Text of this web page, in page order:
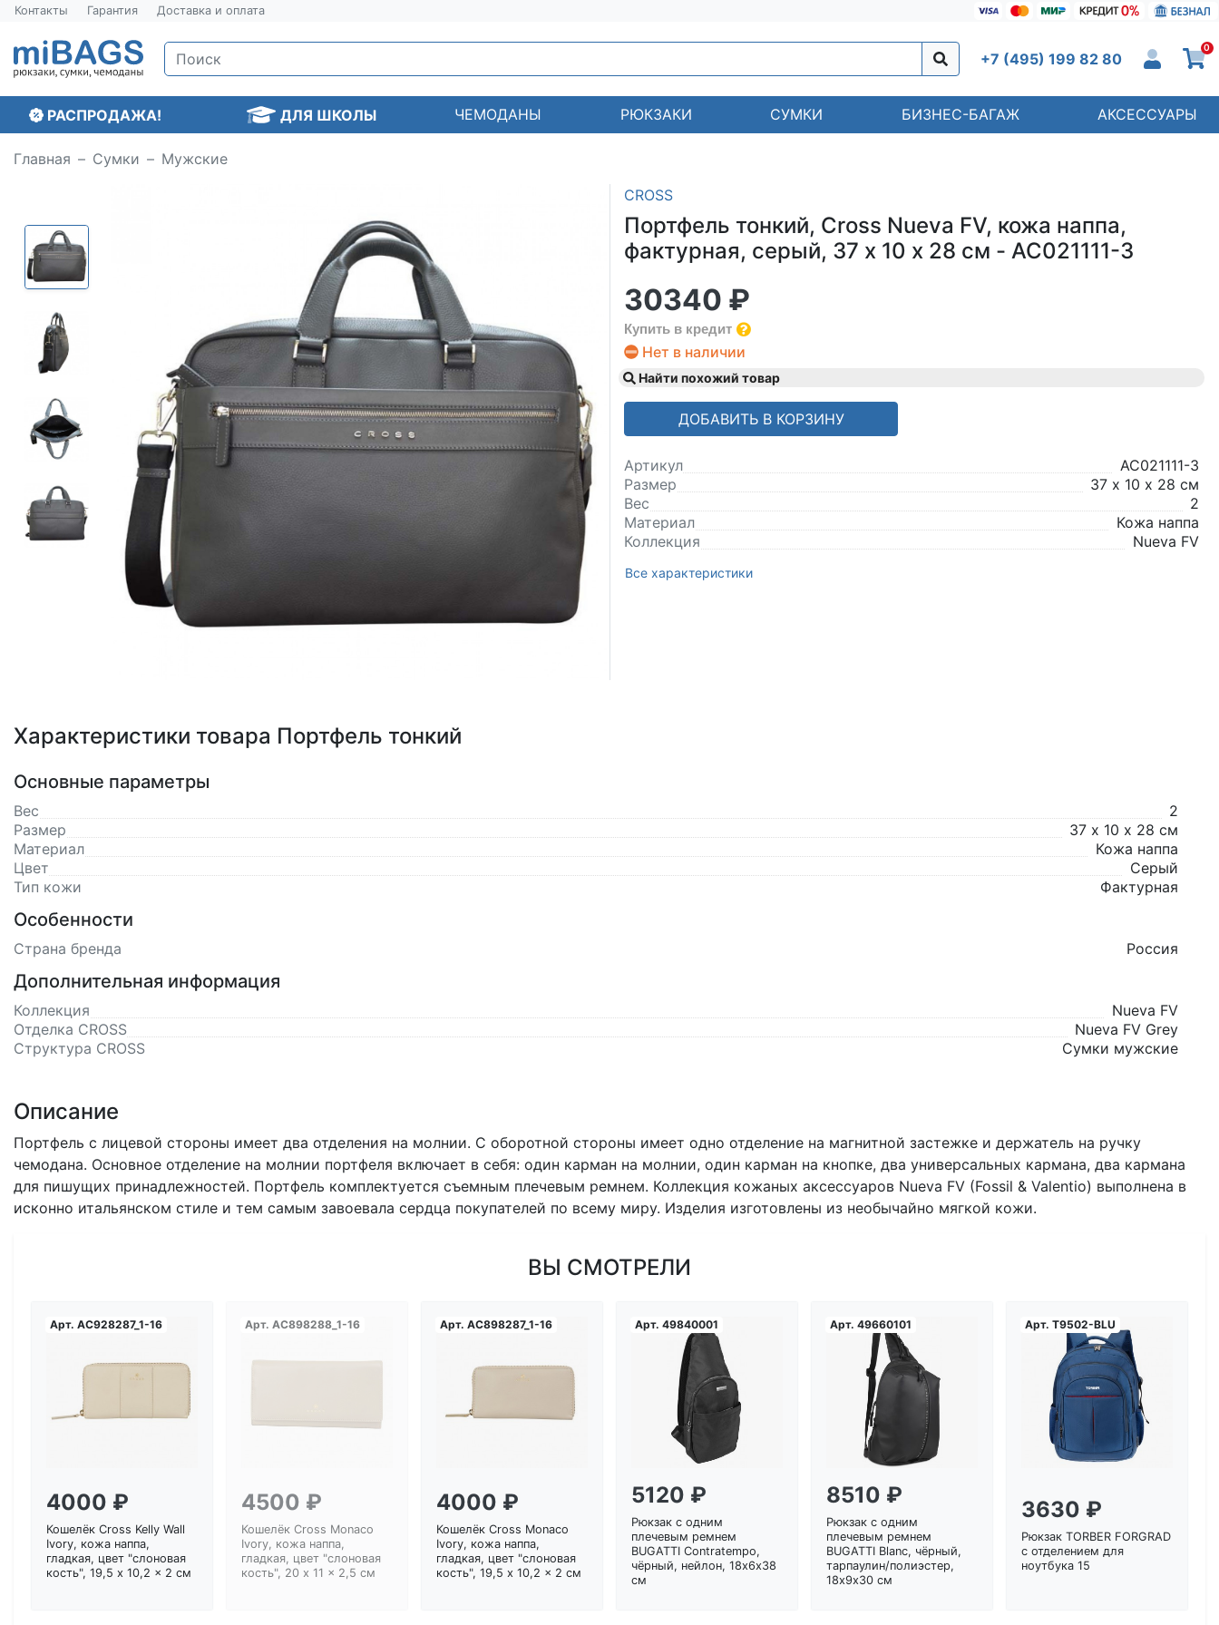
Контакты Гарантия Доставка и оплата
+7 (495) 199 82 80
0
РАСПРОДАЖА! ДЛЯ ШКОЛЫ ЧЕМОДАНЫ РЮКЗАКИ СУМКИ БИЗНЕС-БАГАЖ АКСЕССУАРЫ
Главная Сумки Мужские
CROSS
Портфель тонкий, Cross Nueva FV, кожа наппа,
фактурная, серый, 37 х 10 х 28 см - AC021111-3
30340 ₽
Купить в кредит
Нет в наличии
Найти похожий товар
ДОБАВИТЬ В КОРЗИНУ
Артикул
AC021111-3
Размер
37 х 10 х 28 см
Вес
2
Материал
Кожа наппа
Коллекция
Nueva FV
Все характеристики
Характеристики товара Портфель тонкий
Основные параметры
Вес
2
Размер
37 х 10 х 28 см
Материал
Кожа наппа
Цвет
Серый
Тип кожи
Фактурная
Особенности
Страна бренда Россия
Дополнительная информация
Коллекция
Nueva FV
Отделка CROSS
Nueva FV Grey
Структура CROSS
Сумки мужские
Описание
Портфель с лицевой стороны имеет два отделения на молнии. C оборотной стороны имеет одно отделение на магнитной застежке и держатель на ручку
чемодана. Основное отделение на молнии портфеля включает в себя: один карман на молнии, один карман на кнопке, два универсальных кармана, два кармана
для пишущих принадлежностей. Портфель комплектуется съемным плечевым ремнем. Коллекция кожаных аксессуаров Nueva FV (Fossil & Valentio) выполнена в
исконно итальянском стиле и тем самым завоевала сердца покупателей по всему миру. Изделия изготовлены из необычайно мягкой кожи.
ВЫ СМОТРЕЛИ
Арт. AC928287_1-16
4000 ₽
Кошелёк Cross Kelly Wall
Ivory, кожа наппа,
гладкая, цвет "слоновая
кость", 19,5 x 10,2 x 2 см
Арт. AC898288_1-16
4500 ₽
Кошелёк Cross Monaco
Ivory, кожа наппа,
гладкая, цвет "слоновая
кость", 20 x 11 x 2,5 см
Арт. AC898287_1-16
4000 ₽
Кошелёк Cross Monaco
Ivory, кожа наппа,
гладкая, цвет "слоновая
кость", 19,5 x 10,2 x 2 см
Арт. 49840001
Загрузка...
5120 ₽
Рюкзак с одним
плечевым ремнем
BUGATTI Contratempo,
чёрный, нейлон, 18х6х38
см
Арт. 49660101
Загрузка...
8510 ₽
Рюкзак с одним
плечевым ремнем
BUGATTI Blanc, чёрный,
тарпаулин/полиэстер,
18х9х30 см
Арт. T9502-BLU
Загрузка...
3630 ₽
Рюкзак TORBER FORGRAD
с отделением для
ноутбука 15